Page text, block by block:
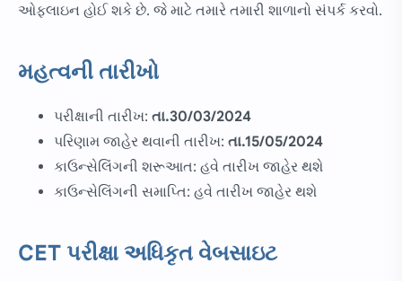
ઓફલાઇન હોઈ શકે છે. જે માટે તમારે તમારી શાળાનો સંપર્ક કરવો.
મહત્વની તારીખો
પરીક્ષાની તારીખ: તા.30/03/2024
પરિણામ જાહેર થવાની તારીખ: તા.15/05/2024
કાઉન્સેલિંગની શરૂઆત: હવે તારીખ જાહેર થશે
કાઉન્સેલિંગની સમાપ્તિ: હવે તારીખ જાહેર થશે
CET પરીક્ષા અધિકૃત વેબસાઇટ